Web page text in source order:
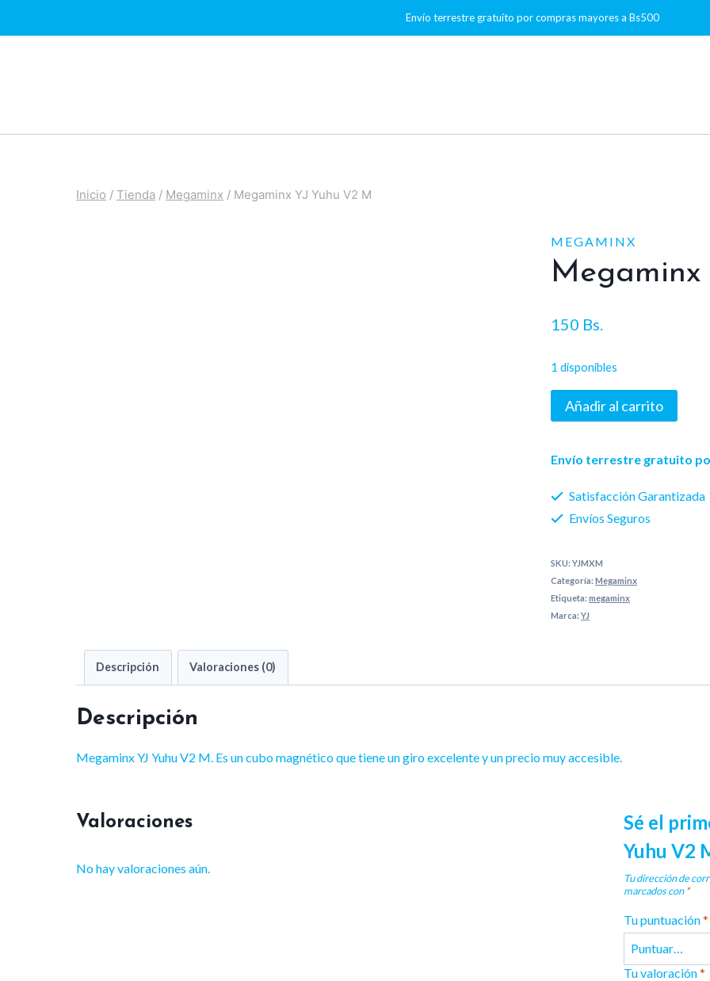
al
Envío terrestre gratuíto por compras mayores a Bs500
Inicio / Tienda / Megaminx / Megaminx YJ Yuhu V2 M
MEGAMINX
150 Bs.
1 disponibles
Megaminx
Yuhu
M
Añadir al carrito
Envío terrestre gratuito
Satisfacción Garantizada
Envíos Seguros
SKU:YJMXM
Categoría:Megaminx
Etiqueta:megaminx
Marca:YJ
Descripción Valoraciones (0)
Descripción
Megaminx YJ Yuhu V2 M. Es un cubo magnético que tiene un giro excelente y un precio muy accesible.
Valoraciones
No hay valoraciones aún.
Sé el
Yuhu V2
Tu dirección de
marcados con*
Tu puntuación*
Tu valoración*